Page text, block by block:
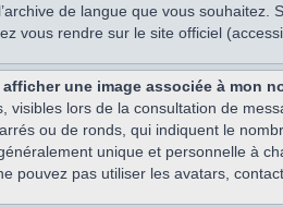
de langue que vous
vous rendre sur le site officiel
une image associée à mon
visibles lors de la consultation de
ou de ronds, qui indiquent le
unique et personnelle à
pouvez pas utiliser les avatars,